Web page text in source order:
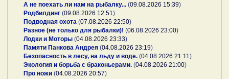
А не поехать ли нам на рыбалку... (09.08.2026 15:39)
Родбилдинг (09.08.2026 12:51 )
Подводная охота (07.08.2026 22:50)
Разное (не только для рыбалки)! (06.08.2026 23:00)
Лодки и Моторы (04.08.2026 23:33)
Памяти Панкова Андрея (04.08.2026 23:19)
Безопасность в лесу, на льду и воде. (04.08.2026 21:11 )
Экология и борьба с браконьерами. (04.08.2026 21:00)
Про ножи (04.08.2026 20:57)